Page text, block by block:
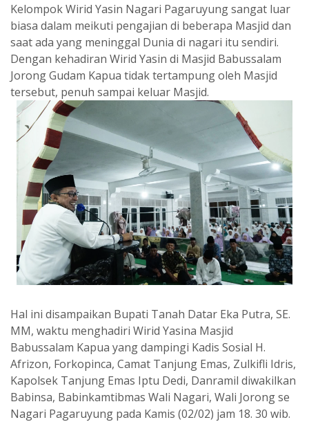
Kelompok Wirid Yasin Nagari Pagaruyung sangat luar
biasa dalam meikuti pengajian di beberapa Masjid dan
saat ada yang meninggal Dunia di nagari itu sendiri.
Dengan kehadiran Wirid Yasin di Masjid Babussalam
Jorong Gudam Kapua tidak tertampung oleh Masjid
tersebut, penuh sampai keluar Masjid.
Hal ini disampaikan Bupati Tanah Datar Eka Putra, SE.
MM, waktu menghadiri Wirid Yasina Masjid
Babussalam Kapua yang dampingi Kadis Sosial H.
Afrizon, Forkopinca, Camat Tanjung Emas, Zulkifli Idris,
Kapolsek Tanjung Emas Iptu Dedi, Danramil diwakilkan
Babinsa, Babinkamtibmas Wali Nagari, Wali Jorong se
Nagari Pagaruyung pada Kamis (02/02) jam 18. 30 wib.